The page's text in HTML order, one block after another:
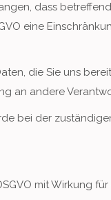
dass
eine
die Sie uns
an andere
bei der
mit Wirkung